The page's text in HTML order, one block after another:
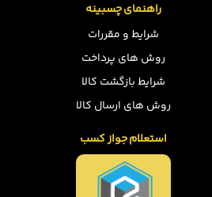
راهنمای چسبینه
شرایط و مقررات
روش های پرداخت
شرایط بازگشت کالا
روش های ارسال کالا
استعلام جواز کسب